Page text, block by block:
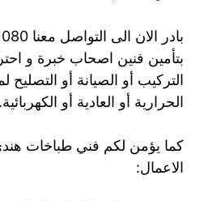
بتأمين فنين اصحاب خبرة و
التركيب أو الصيانة أو التصليح
الحرارية أو العادية أو الكهربائية.
كما يؤمن لكم فني طباخات
الاعمال: